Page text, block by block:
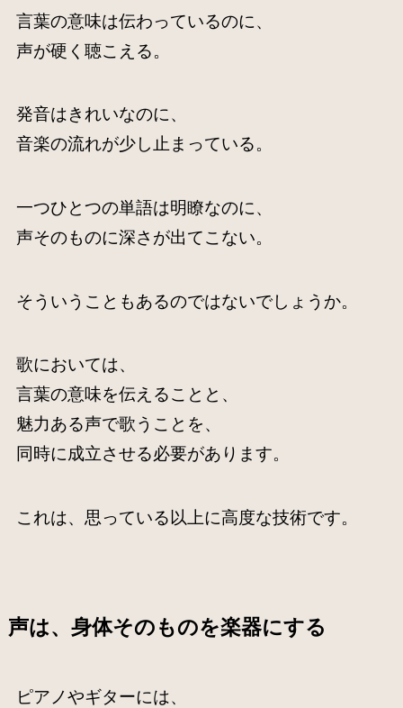
言葉の意味は伝わっているのに、
声が硬く聴こえる。
発音はきれいなのに、
音楽の流れが少し止まっている。
一つひとつの単語は明瞭なのに、
声そのものに深さが出てこない。
そういうこともあるのではないでしょうか。
歌においては、
言葉の意味を伝えることと、
魅力ある声で歌うことを、
同時に成立させる必要があります。
これは、思っている以上に高度な技術です。
声は、身体そのものを楽器にする
ピアノやギターには、